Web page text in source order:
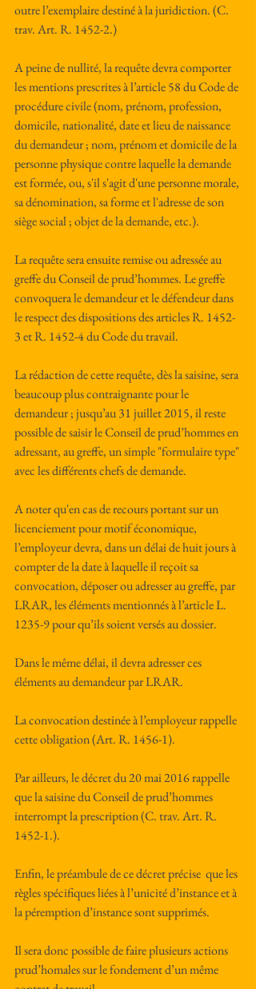
outre l’exemplaire destiné à la juridiction. (C.
trav. Art. R. 1452-2.)
A peine de nullité, la requête devra comporter
les mentions prescrites à l’article 58 du Code de
procédure civile (nom, prénom, profession,
domicile, nationalité, date et lieu de naissance
du demandeur ; nom, prénom et domicile de la
personne physique contre laquelle la demande
est formée, ou, s'il s'agit d'une personne morale,
sa dénomination, sa forme et l'adresse de son
siège social ; objet de la demande, etc.).
La requête sera ensuite remise ou adressée au
greffe du Conseil de prud’hommes. Le greffe
convoquera le demandeur et le défendeur dans
le respect des dispositions des articles R. 1452-
3 et R. 1452-4 du Code du travail.
La rédaction de cette requête, dès la saisine, sera
beaucoup plus contraignante pour le
demandeur ; jusqu’au 31 juillet 2015, il reste
possible de saisir le Conseil de prud’hommes en
adressant, au greffe, un simple "formulaire type"
avec les différents chefs de demande.
A noter qu'en cas de recours portant sur un
licenciement pour motif économique,
l’employeur devra, dans un délai de huit jours à
compter de la date à laquelle il reçoit sa
convocation, déposer ou adresser au greffe, par
LRAR, les éléments mentionnés à l’article L.
1235-9 pour qu’ils soient versés au dossier.
Dans le même délai, il devra adresser ces
éléments au demandeur par LRAR.
La convocation destinée à l’employeur rappelle
cette obligation (Art. R. 1456-1).
Par ailleurs, le décret du 20 mai 2016 rappelle
que la saisine du Conseil de prud’hommes
interrompt la prescription (C. trav. Art. R.
1452-1.).
Enfin, le préambule de ce décret précise  que les
règles spécifiques liées à l’unicité d’instance et à
la péremption d’instance sont supprimés.
Il sera donc possible de faire plusieurs actions
prud’homales sur le fondement d’un même